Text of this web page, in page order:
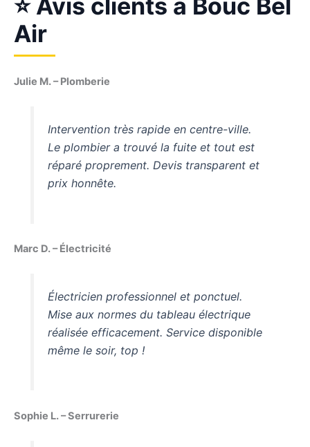
⭐ Avis clients à Bouc Bel
Air
Julie M. – Plomberie
Intervention très rapide en centre-ville.
Le plombier a trouvé la fuite et tout est
réparé proprement. Devis transparent et
prix honnête.
Marc D. – Électricité
Électricien professionnel et ponctuel.
Mise aux normes du tableau électrique
réalisée efficacement. Service disponible
même le soir, top !
Sophie L. – Serrurerie